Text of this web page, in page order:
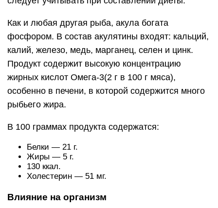
Как и любая другая рыба, акула богата
фосфором. В состав акулятины входят: кальций,
калий, железо, медь, марганец, селен и цинк.
Продукт содержит высокую концентрацию
жирных кислот Омега-3(2 г в 100 г мяса),
особенно в печени, в которой содержится много
рыбьего жира.
В 100 граммах продукта содержатся:
Белки — 21 г.
Жиры — 5 г.
130 ккал.
Холестерин — 51 мг.
Влияние на организм